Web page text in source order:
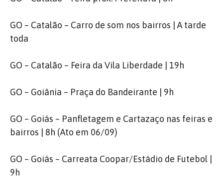
GO – Catalão – Carro de som nos bairros | A tarde
toda
GO – Catalão – Feira da Vila Liberdade | 19h
GO – Goiânia – Praça do Bandeirante | 9h
GO – Goiás – Panfletagem e Cartazaço nas feiras e
bairros | 8h (Ato em 06/09)
GO – Goiás – Carreata Coopar/Estádio de Futebol |
9h